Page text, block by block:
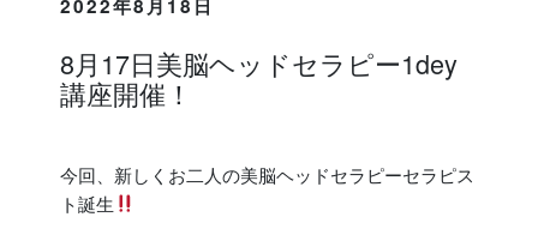
2022年8月18日
8月17日美脳ヘッドセラピー1dey
講座開催！
今回、新しくお二人の美脳ヘッドセラピーセラピス
ト誕生